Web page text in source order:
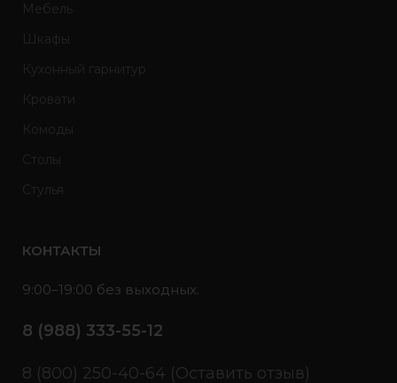
Мебель
Шкафы
Кухонный гарнитур
Кровати
Комоды
Столы
Стулья
КОНТАКТЫ
9:00–19:00 без выходных.
8 (988) 333-55-12
8 (800) 250-40-64 (Оставить отзыв)